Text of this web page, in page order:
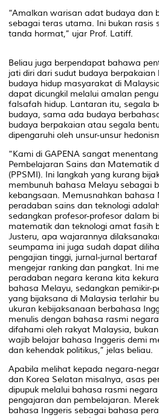
“Amalkan warisan adat budaya dan
sebagai teras utama. Ini bukan rasis
tanda hormat,” ujar Prof. Latiff.
Beliau juga berpendapat bahawa
jati diri dari sudut budaya
budaya hidup masyarakat di
dapat dicungkil melalui amalan
falsafah hidup. Lantaran itu, segala
budaya, sama ada budaya
budaya berpakaian atau segala
dipengaruhi oleh unsur-unsur
“Kami di GAPENA sangat
Pembelajaran Sains dan Matematik
(PPSMI). Ini langkah yang kurang
membunuh bahasa Melayu sebagai
kebangsaan. Memusnahkan bahasa
peradaban sains dan teknologi
sedangkan profesor-profesor dalam
matematik dan teknologi amat fasih
Justeru, apa wajarannya
seumpama ini juga sudah dapat
pengajian tinggi, jurnal-jurnal
mengejar ranking dan pangkat. Ini
peradaban negara kerana kita
bahasa Melayu, sedangkan pemikir-
yang bijaksana di Malaysia terlahir
ukuran kebijaksanaan berbahasa
menulis dengan bahasa rasmi
difahami oleh rakyat Malaysia,
wajib belajar bahasa Inggeris demi
dan kehendak politikus,” jelas beliau.
Apabila melihat kepada negara-
dan Korea Selatan misalnya, asas
dipupuk melalui bahasa rasmi
pengajaran dan pembelajaran.
bahasa Inggeris sebagai bahasa